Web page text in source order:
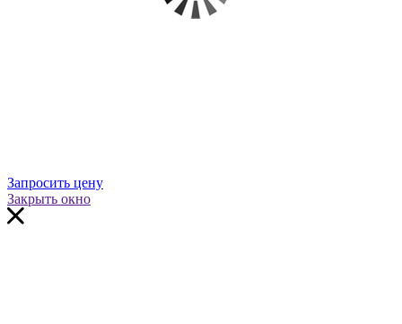
Запросить цену
Закрыть окно